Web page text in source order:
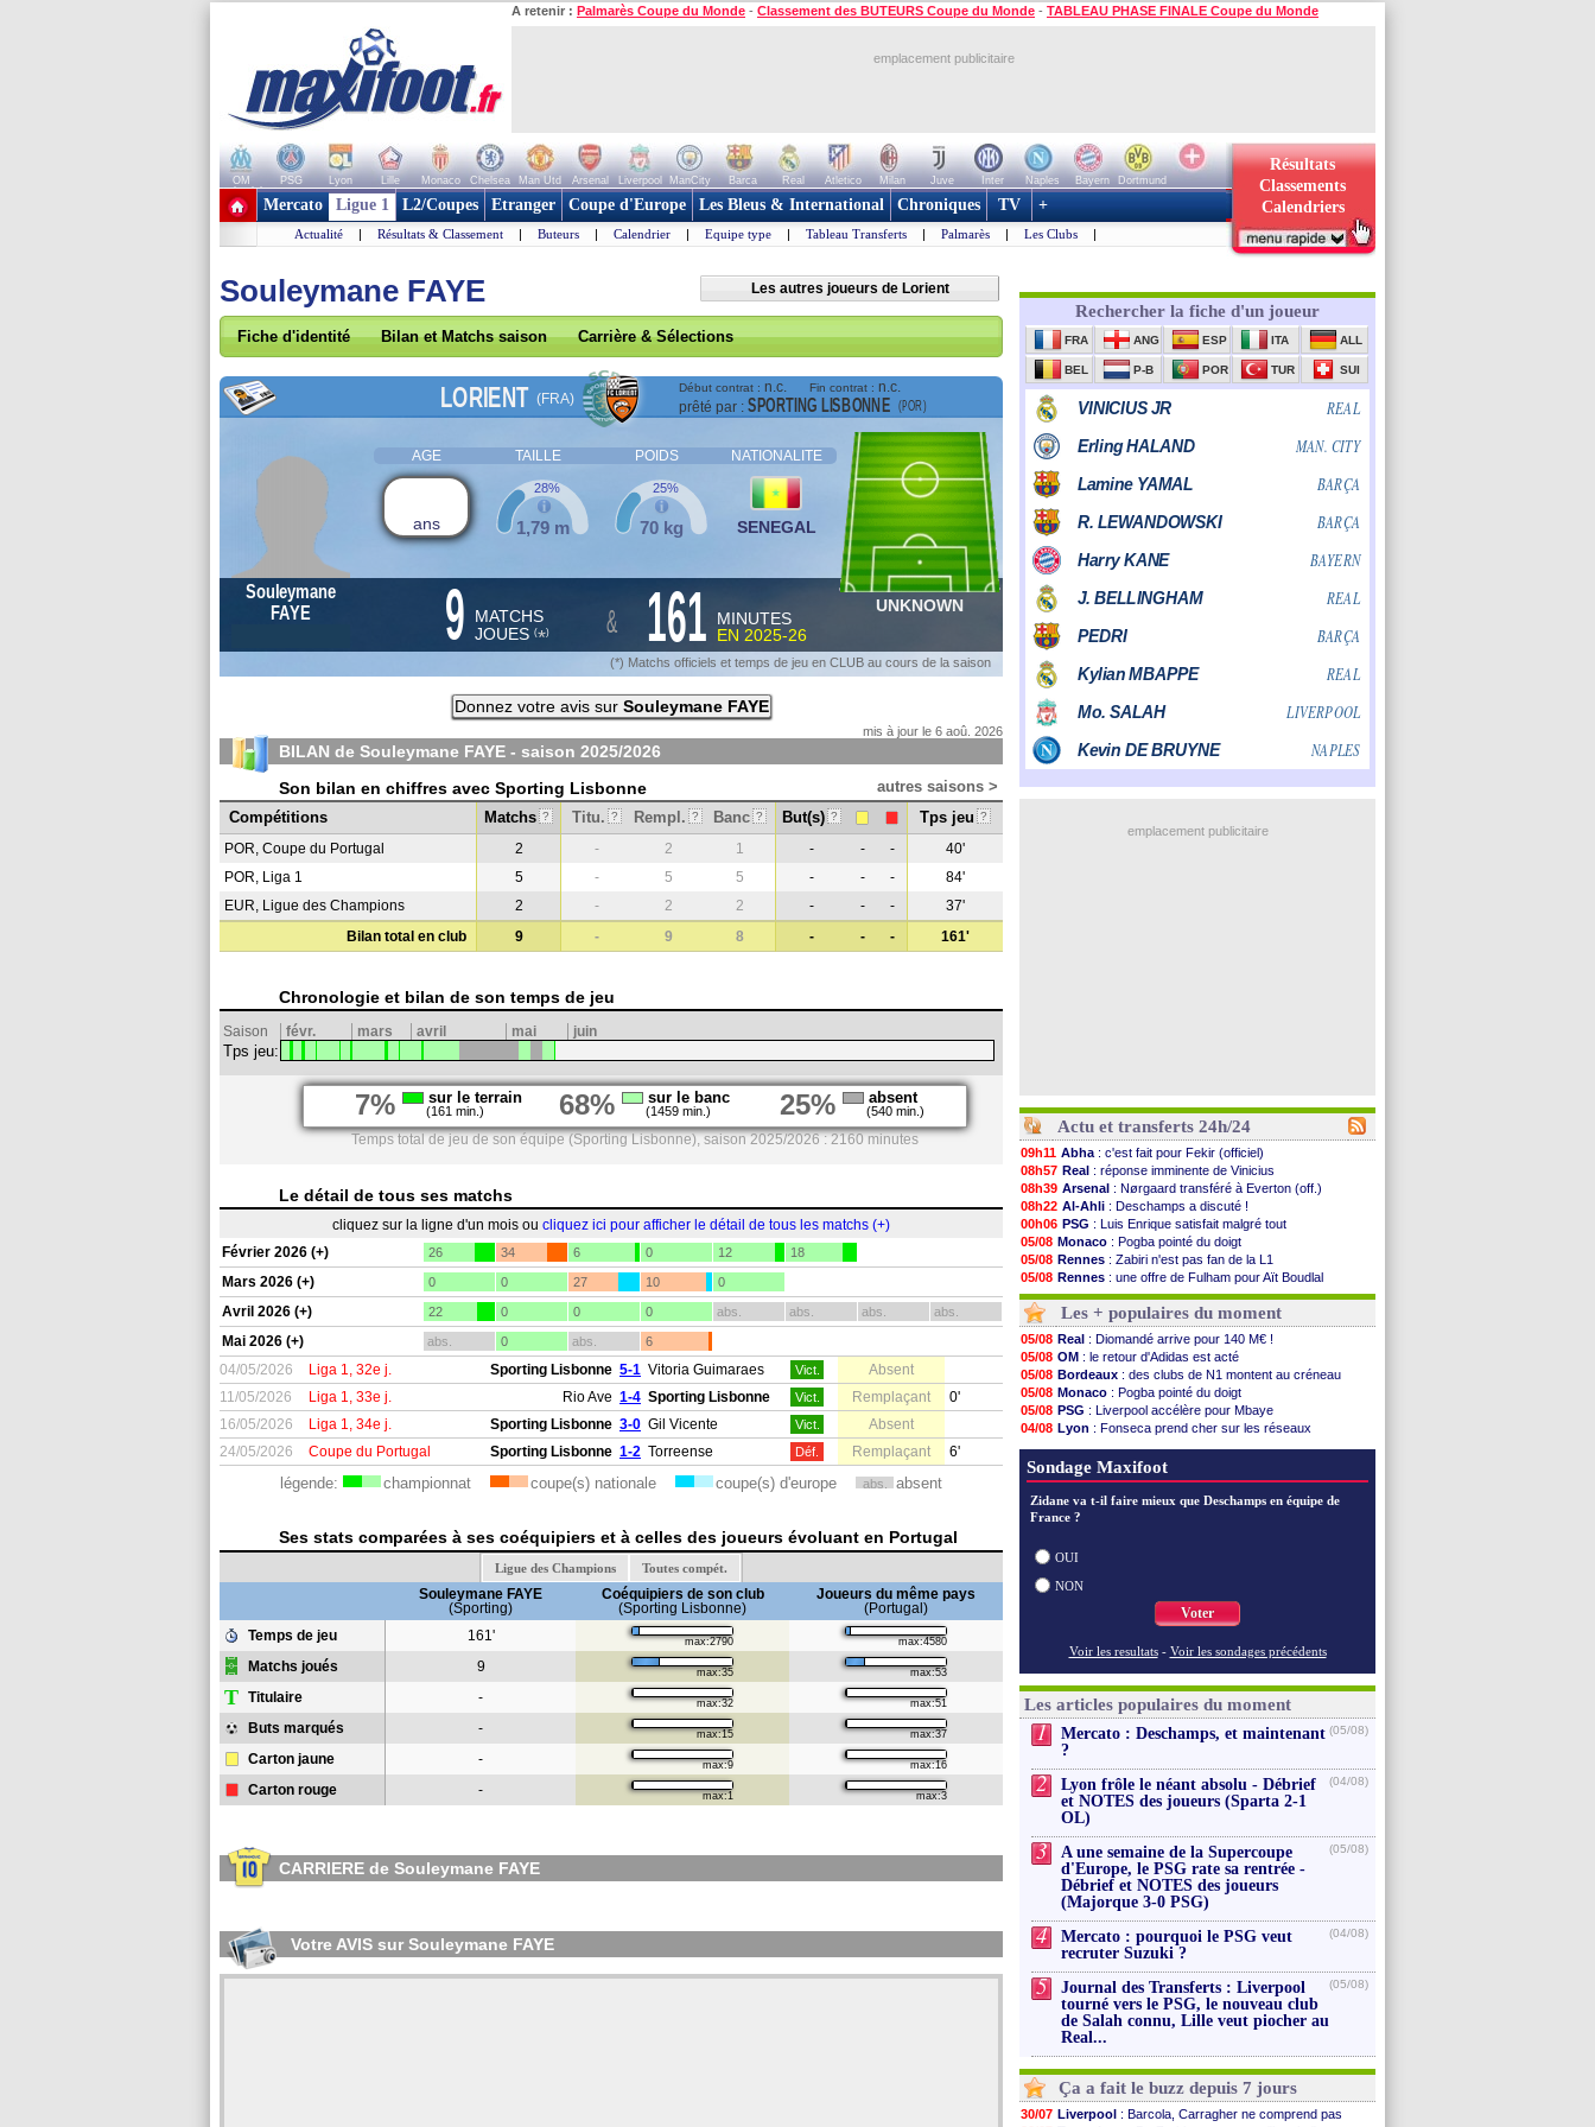
A retenir : Palmarès Coupe du Monde - Classement des BUTEURS Coupe du Monde - TABLEAU PHASE FINALE Coupe du Monde
emplacement publicitaire
OM PSG Lyon Lille Monaco Chelsea Man Utd Arsenal Liverpool ManCity Barca Real Atletico Milan Juve Inter Naples Bayern
Dortmund
+ de clubs
Résultats
Classements
Calendriers
Mercato Ligue 1 L2/Coupes Etranger Coupe d'Europe Les Bleus & International Chroniques TV +
Actualité | Résultats & Classement | Buteurs | Calendrier | Equipe type | Tableau Transferts | Palmarès | Les Clubs |
Souleymane FAYE Les autres joueurs de Lorient
Fiche d'identité Bilan et Matchs saison Carrière & Sélections
LORIENT (FRA)
Début contrat : n.c. Fin contrat : n.c.
prêté par : SPORTING LISBONNE (POR)
AGE TAILLE POIDS NATIONALITE
ans 1,79 m
28%
70 kg
25%
SENEGAL
Souleymane
FAYE
9 MATCHS
JOUES (*) & 161
MINUTES
EN 2025-26
UNKNOWN
(*) Matchs officiels et temps de jeu en CLUB au cours de la saison
Donnez votre avis sur Souleymane FAYE
mis à jour le 6 aoû. 2026
BILAN de Souleymane FAYE - saison 2025/2026
Son bilan en chiffres avec Sporting Lisbonne
autres saisons >
Compétitions
Matchs ? Titu. ? Rempl. ? Banc ? But(s) ? Tps jeu ?
POR, Coupe du Portugal 2 - 2 1 - - -
40'
POR, Liga 1
5 - 5 5 - - -
84'
EUR, Ligue des Champions
2 - 2 2 - - -
37'
Bilan total en club
9 - 9 8 - - - 161'
Chronologie et bilan de son temps de jeu
Saison févr. mars avril mai juin
Tps jeu:
7% sur le terrain
(161 min.) 68% sur le banc
(1459 min.) 25% absent
(540 min.)
Temps total de jeu de son équipe (Sporting Lisbonne), saison 2025/2026 : 2160 minutes
Le détail de tous ses matchs
cliquez sur la ligne d'un mois ou cliquez ici pour afficher le détail de tous les matchs (+)
Février 2026 (+)
26 34 6 0 12 18
Mars 2026 (+) 0 0 27 10 0
Avril 2026 (+) 22 0 0 0 abs. abs. abs. abs.
Mai 2026 (+) abs. 0 abs. 6
04/05/2026 Liga 1, 32e j. Sporting Lisbonne 5-1 Vitoria Guimaraes Vict.
Absent
11/05/2026
Liga 1, 33e j. Rio Ave 1-4 Sporting Lisbonne Vict. Remplaçant
0'
16/05/2026
Liga 1, 34e j. Sporting Lisbonne 3-0 Gil Vicente Vict.
Absent
24/05/2026
Coupe du Portugal Sporting Lisbonne 1-2 Torreense Déf. Remplaçant 6'
légende: championnat coupe(s) nationale coupe(s) d'europe abs. absent
Ses stats comparées à ses coéquipiers et à celles des joueurs évoluant en Portugal
Ligue des Champions Toutes compét.
Souleymane FAYE
(Sporting)
Coéquipiers de son club
(Sporting Lisbonne)
Joueurs du même pays
(Portugal)
Temps de jeu
161' max:2790 max:4580
Matchs joués 9 max:35 max:53
T Titulaire - max:32 max:51
Buts marqués - max:15 max:37
Carton jaune - max:9 max:16
Carton rouge - max:1 max:3
CARRIERE de Souleymane FAYE
Votre AVIS sur Souleymane FAYE
emplacement publicitaire
Actu et transferts 24h/24
09h11 Abha : c'est fait pour Fekir (officiel)
08h57 Real : réponse imminente de Vinicius
08h39 Arsenal : Nørgaard transféré à Everton (off.)
08h22 Al-Ahli : Deschamps a discuté !
00h06 PSG : Luis Enrique satisfait malgré tout
05/08 Monaco : Pogba pointé du doigt
05/08 Rennes : Zabiri n'est pas fan de la L1
05/08 Rennes : une offre de Fulham pour Aït Boudlal
05/08 VIDEO: Thomasson et Cresswell réconciliés
05/08
Dunkerque: Nzonzi avait des pistes en L1
05/08 Lyon: Mangala sur le départ
05/08 Amical: Arsenal s'incline face au Real Betis
05/08 Amical: lourde défaite pour le PSG
05/08 Man City: Maresca flou pour Reijnders
05/08 LdC: Fenerbahçe prend une belle option
05/08 Al-Diriyah: Mbemba arrive libre (officiel)
05/08 Atletico : le plan d'Alvarez à son retour
05/08 VIDEO: le joli but de Greenwood avec le Fener !
05/08 PSG : la compo pour le premier match amical
05/08 Newcastle
05/08 Amical
Les + populaires du moment
05/08 Real : Diomandé arrive pour 140 M€ !
05/08 OM : le retour d'Adidas est acté
05/08 Bordeaux : des clubs de N1 montent au créneau
05/08 Monaco : Pogba pointé du doigt
05/08 PSG : Liverpool accélère pour Mbaye
04/08 Lyon : Fonseca prend cher sur les réseaux
04/08 EdF: Infantino complimente Mbappé
Sondage Maxifoot
Zidane va t-il faire mieux que Deschamps en équipe de
France ?
OUI
NON
Voter
Voir les resultats - Voir les sondages précédents
Les articles populaires du moment
1
Mercato : Deschamps, et maintenant
?
(05/08)
2
Lyon frôle le néant absolu - Débrief
et NOTES des joueurs (Sparta 2-1
OL)
(04/08)
3
A une semaine de la Supercoupe
d'Europe, le PSG rate sa rentrée -
Débrief et NOTES des joueurs
(Majorque 3-0 PSG)
(05/08)
4
Mercato : pourquoi le PSG veut
recruter Suzuki ?
(04/08)
5
Journal des Transferts : Liverpool
tourné vers le PSG, le nouveau club
de Salah connu, Lille veut piocher au
Real...
(05/08)
Ça a fait le buzz depuis 7 jours
30/07 Liverpool : Barcola, Carragher ne comprend pas